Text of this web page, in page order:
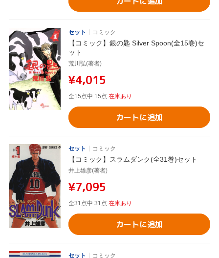
セット コミック
【コミック】銀の匙 Silver Spoon(全15巻)セ
ット
荒川弘(著者)
¥4,015
全15点中 15点 在庫あり
カートに追加
セット コミック
【コミック】スラムダンク(全31巻)セット
井上雄彦(著者)
¥7,095
全31点中 31点 在庫あり
カートに追加
セット コミック